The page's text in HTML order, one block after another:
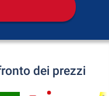
dei prezzi